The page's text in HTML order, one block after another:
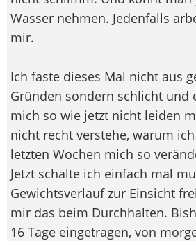
Wasser nehmen. Jedenfalls
mir.
Ich faste dieses Mal nicht aus
Gründen sondern schlicht und
mich so wie jetzt nicht leiden
nicht recht verstehe, warum
letzten Wochen mich so
Jetzt schalte ich einfach mal
Gewichtsverlauf zur Einsicht
mir das beim Durchhalten.
16 Tage eingetragen, von